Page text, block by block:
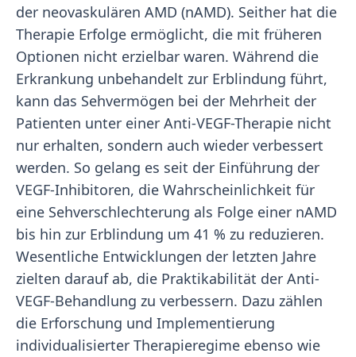
der neovaskulären AMD (nAMD). Seither hat die
Therapie Erfolge ermöglicht, die mit früheren
Optionen nicht erzielbar waren. Während die
Erkrankung unbehandelt zur Erblindung führt,
kann das Sehvermögen bei der Mehrheit der
Patienten unter einer Anti-VEGF-Therapie nicht
nur erhalten, sondern auch wieder verbessert
werden. So gelang es seit der Einführung der
VEGF-Inhibitoren, die Wahrscheinlichkeit für
eine Sehverschlechterung als Folge einer nAMD
bis hin zur Erblindung um 41 % zu reduzieren.
Wesentliche Entwicklungen der letzten Jahre
zielten darauf ab, die Praktikabilität der Anti-
VEGF-Behandlung zu verbessern. Dazu zählen
die Erforschung und Implementierung
individualisierter Therapieregime ebenso wie